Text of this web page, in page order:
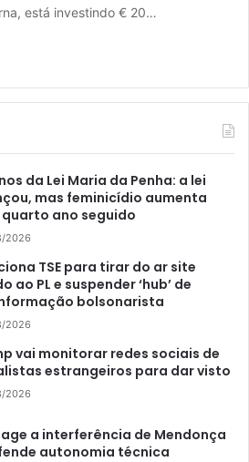
está investindo € 20…
da Lei Maria da Penha: a lei
mas feminicídio aumenta
ano seguido
2026
TSE para tirar do ar site
ao PL e suspender ‘hub’ de
bolsonarista
2026
vai monitorar redes sociais de
estrangeiros para dar visto
2026
a interferência de Mendonça
autonomia técnica